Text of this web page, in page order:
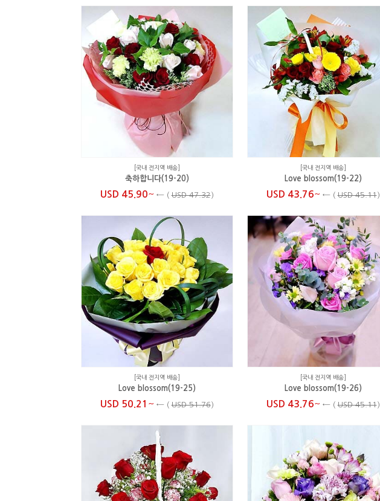
[국내 전지역 배송]
축하합니다(19-20)
USD 45.90~ ← (USD 47.32)
[국내 전지역 배송]
Love blossom(19-22)
USD 43.76~ ← (USD 45.11)
[국내 전지역 배송]
Love blossom(19-25)
USD 50.21 ~ ← (USD 51.76)
[국내 전지역 배송]
Love blossom(19-26)
USD 43.76~ ← (USD 45.11)